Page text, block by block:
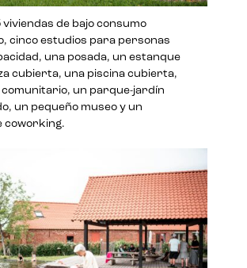
viviendas de bajo consumo
cinco estudios para personas
una posada, un estanque
cubierta, una piscina cubierta,
un parque-jardín
un pequeño museo y un
coworking.